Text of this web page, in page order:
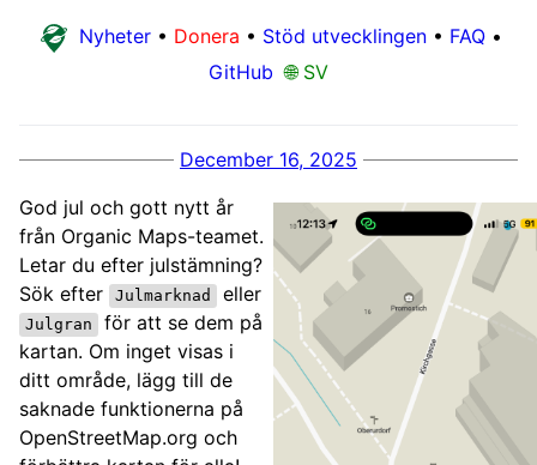
Nyheter • Donera • Stöd utvecklingen • FAQ •
GitHub 🌐 SV
December 16, 2025
God jul och gott nytt år
från Organic Maps-teamet.
Letar du efter julstämning?
Sök efter
Julmarknad eller
Julgran
för att se dem på
kartan. Om inget visas i
ditt område, lägg till de
saknade funktionerna på
OpenStreetMap.org och